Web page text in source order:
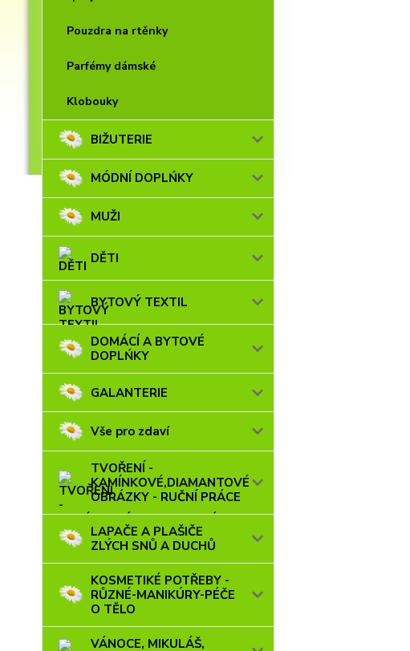
Pouzdra na rtěnky
Parfémy dámské
Klobouky
BIŽUTERIE
MÓDNÍ DOPLŃKY
MUŽI
DĚTI
BYTOVÝ TEXTIL
DOMÁCÍ A BYTOVÉ
DOPLŃKY
GALANTERIE
Vše pro zdaví
TVOŘENÍ -
KAMÍNKOVÉ,DIAMANTOVÉ
OBRÁZKY - RUČNÍ PRÁCE
LAPAČE A PLAŠIČE
ZLÝCH SNŮ A DUCHŮ
KOSMETIKÉ POTŘEBY -
RŮZNÉ-MANIKÚRY-PÉČE
O TĚLO
VÁNOCE, MIKULÁŠ,